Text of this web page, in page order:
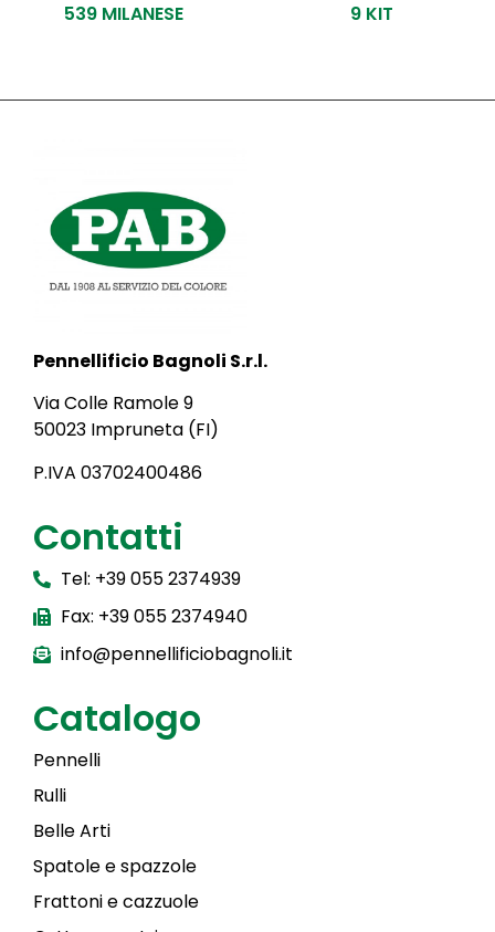
539 MILANESE 9 KIT
Pennellificio Bagnoli S.r.l.
Via Colle Ramole 9
50023 Impruneta (FI)
P.IVA 03702400486
Contatti
Tel: +39 055 2374939
Fax: +39 055 2374940
info@pennellificiobagnoli.it
Catalogo
Pennelli
Rulli
Belle Arti
Spatole e spazzole
Frattoni e cazzuole